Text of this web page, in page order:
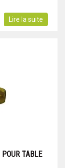
Lire la suite
TABLE